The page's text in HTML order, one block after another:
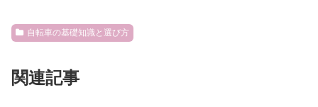
自転車の基礎知識と選び方
関連記事